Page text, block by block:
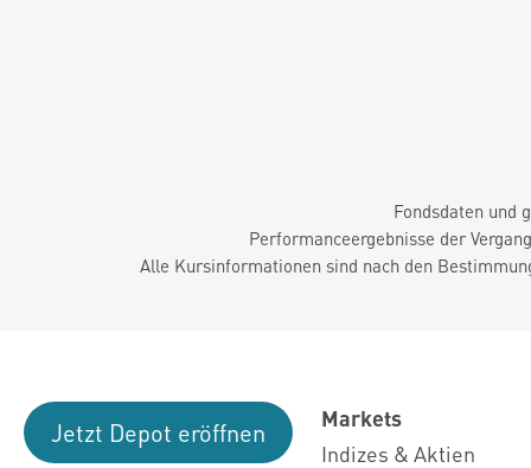
Fondsdaten und
Performanceergebnisse der
Alle Kursinformationen sind nach den
Jetzt Depot eröffnen
Markets
Indizes & Aktien